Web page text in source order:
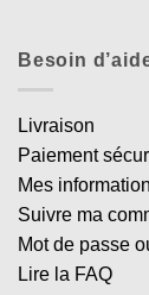
Besoin
Livraison
Paiement
Mes
Suivre ma
Mot de passe
Lire la FAQ